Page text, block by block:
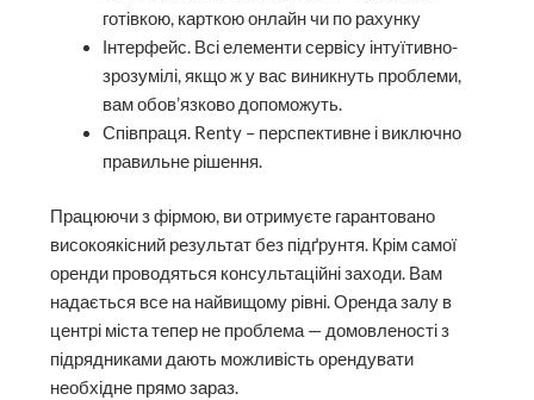
готівкою, карткою онлайн чи по рахунку
Інтерфейс. Всі елементи сервісу інтуїтивно-
зрозумілі, якщо ж у вас виникнуть проблеми,
вам обов’язково допоможуть.
Співпраця. Renty – перспективне і виключно
правильне рішення.
Працюючи з фірмою, ви отримуєте гарантовано
високоякісний результат без підґрунтя. Крім самої
оренди проводяться консультаційні заходи. Вам
надається все на найвищому рівні. Оренда залу в
центрі міста тепер не проблема — домовленості з
підрядниками дають можливість орендувати
необхідне прямо зараз.